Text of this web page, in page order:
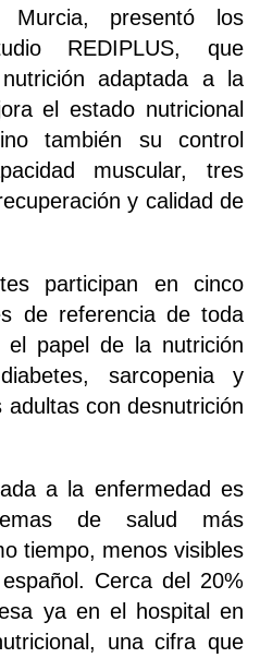
presentó los
REDIPLUS, que
adaptada a la
el estado nutricional
también su control
muscular, tres
y calidad de
participan en cinco
de referencia de toda
el papel de la nutrición
sarcopenia y
con desnutrición
a la enfermedad es
de salud más
tiempo, menos visibles
Cerca del 20%
ya en el hospital en
una cifra que